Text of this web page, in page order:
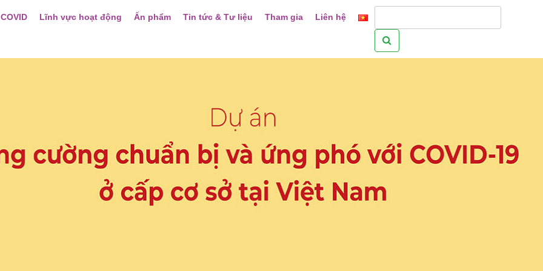
Lĩnh vực hoạt động Ấn phẩm Tin tức & Tư liệu Tham gia Liên hệ